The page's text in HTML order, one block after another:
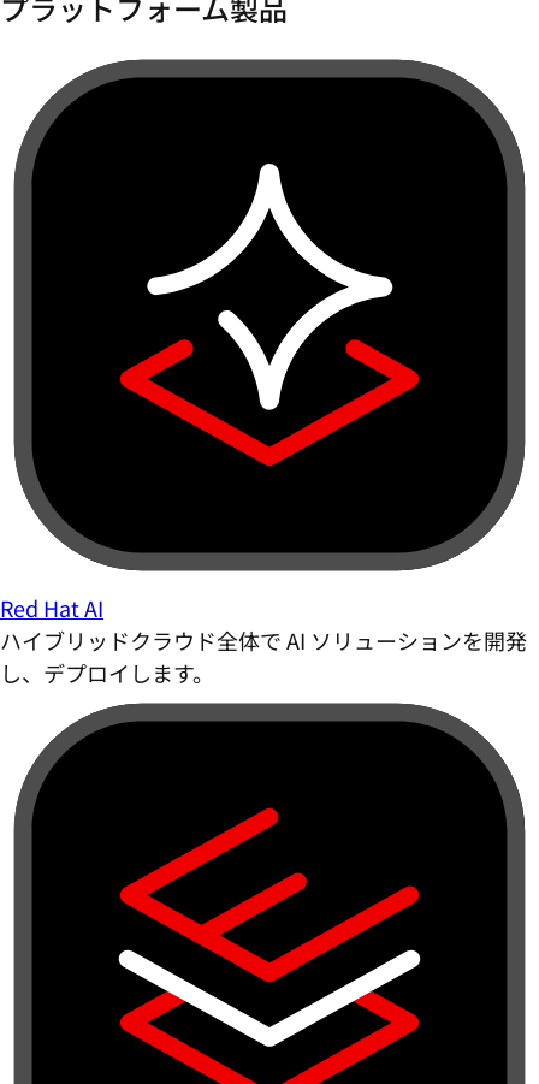
Red Hat AI
ハイブリッドクラウド全体で AI ソリューションを開発
し、デプロイします。